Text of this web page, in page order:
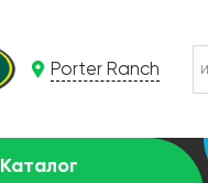
Porter Ranch
Каталог